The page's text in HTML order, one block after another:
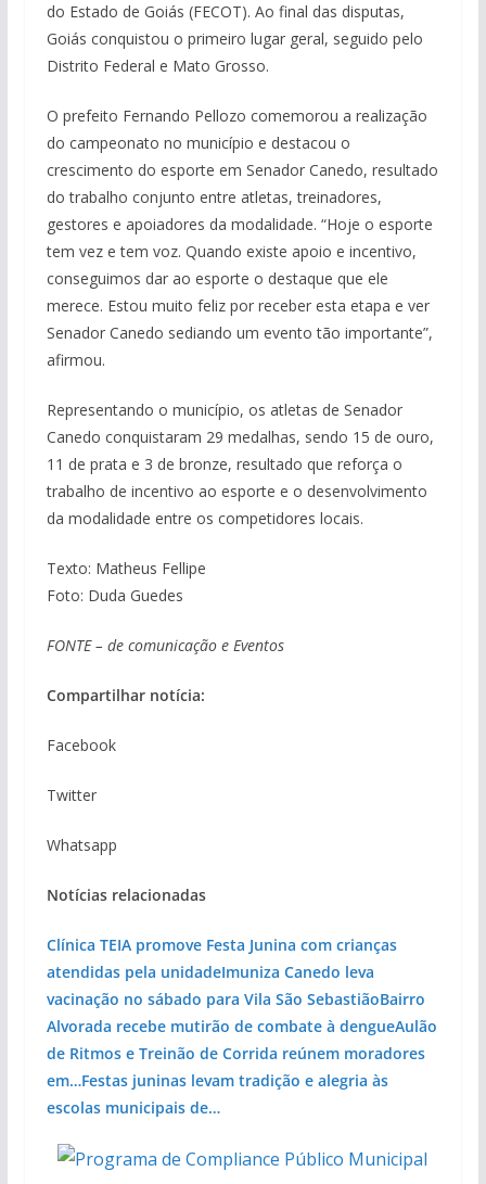
do Estado de Goiás (FECOT). Ao final das disputas,
Goiás conquistou o primeiro lugar geral, seguido pelo
Distrito Federal e Mato Grosso.
O prefeito Fernando Pellozo comemorou a realização
do campeonato no município e destacou o
crescimento do esporte em Senador Canedo, resultado
do trabalho conjunto entre atletas, treinadores,
gestores e apoiadores da modalidade. “Hoje o esporte
tem vez e tem voz. Quando existe apoio e incentivo,
conseguimos dar ao esporte o destaque que ele
merece. Estou muito feliz por receber esta etapa e ver
Senador Canedo sediando um evento tão importante”,
afirmou.
Representando o município, os atletas de Senador
Canedo conquistaram 29 medalhas, sendo 15 de ouro,
11 de prata e 3 de bronze, resultado que reforça o
trabalho de incentivo ao esporte e o desenvolvimento
da modalidade entre os competidores locais.
Texto: Matheus Fellipe
Foto: Duda Guedes
FONTE – de comunicação e Eventos
Compartilhar notícia:
Facebook
Twitter
Whatsapp
Notícias relacionadas
Clínica TEIA promove Festa Junina com crianças
atendidas pela unidadeImuniza Canedo leva
vacinação no sábado para Vila São SebastiãoBairro
Alvorada recebe mutirão de combate à dengueAulão
de Ritmos e Treinão de Corrida reúnem moradores
em…Festas juninas levam tradição e alegria às
escolas municipais de…